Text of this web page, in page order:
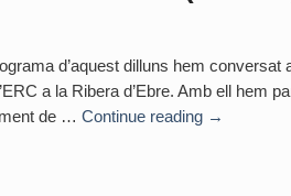
d’aquest dilluns hem
a la Ribera d’Ebre. Amb ell hem
de … Continue reading →